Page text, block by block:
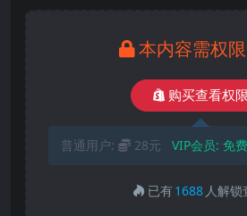
本内容需权
购买查看权限
普通用户: 28元 VIP会员: 免费
已有1688 人解锁